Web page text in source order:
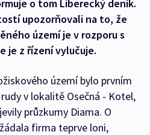
o tom Liberecký deník.
upozorňovali na to, že
území je v rozporu s
je z řízení vylučuje.
území bylo prvním
v lokalitě Osečná - Kotel,
průzkumy Diama. O
firma teprve loni,